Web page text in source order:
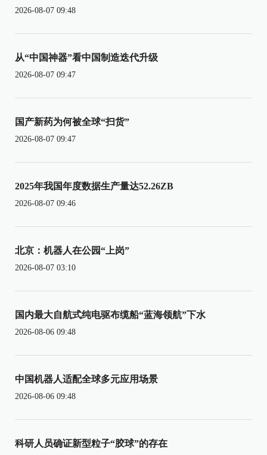
2026-08-07 09:48
从“中国神器”看中国制造迭代升级
2026-08-07 09:47
国产新药为何被全球“扫货”
2026-08-07 09:47
2025年我国年度数据生产量达52.26ZB
2026-08-07 09:46
北京：机器人在公园“上岗”
2026-08-07 03:10
国内最大自航式纯电驱布缆船“蓝海领航”下水
2026-08-06 09:48
中国机器人适配全球多元应用场景
2026-08-06 09:48
科研人员确证新型粒子“胶球”的存在